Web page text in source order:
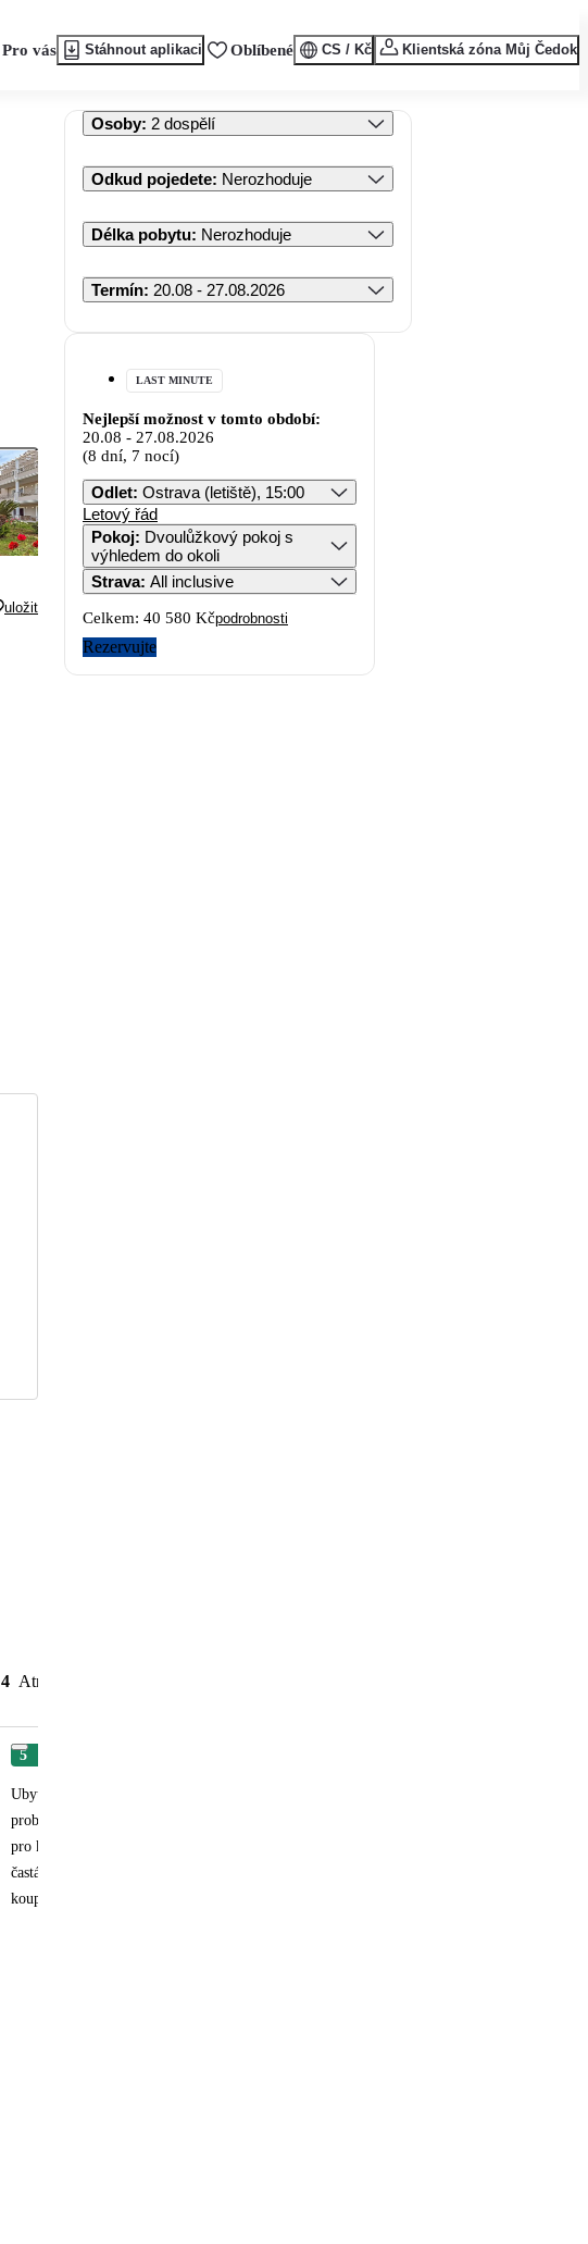
Pro vás Stáhnout aplikaci Oblíbené CS / Kč Klientská zóna Můj Čedok
uložit
4 Atrakce v okolí
5
Ubytování je v klidném místě, objekt je zrekonstruovaný (v řecké kvalitě), ale působí
problém. Měli jsme jako rodina větší pokoj, prostorný balkón (bohužel v přízemí i když
pro kočky a ne vždy chcete kočku na židli nebo místo mořského vzduchu cítit kočičí
častá výměna ručníků i ložního prádla, příjemná paní uklízečka. Fajn koupelna, na teplou
koupelnová kosmetika, fén. Trochu pokulhávala klimatizace. Prostě řecké dobrodružství, s
Osoby: 2 dospělí
Odkud pojedete: Nerozhoduje
Délka pobytu: Nerozhoduje
Termín: 20.08 - 27.08.2026
LAST MINUTE
Nejlepší možnost v tomto období:
20.08 - 27.08.2026
(8 dní, 7 nocí)
Odlet: Ostrava (letiště), 15:00
Letový řád
Pokoj: Dvoulůžkový pokoj s
výhledem do okoli
Strava: All inclusive
Celkem: 40 580 Kčpodrobnosti
Rezervujte